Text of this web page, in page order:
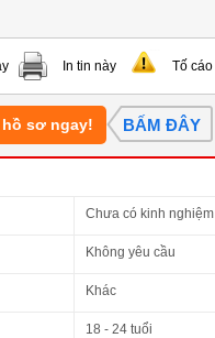
In tin này Tố cáo
hồ sơ ngay! BẤM ĐÂY
Chưa có kinh nghiệm
Không yêu cầu
Khác
18 - 24 tuổi